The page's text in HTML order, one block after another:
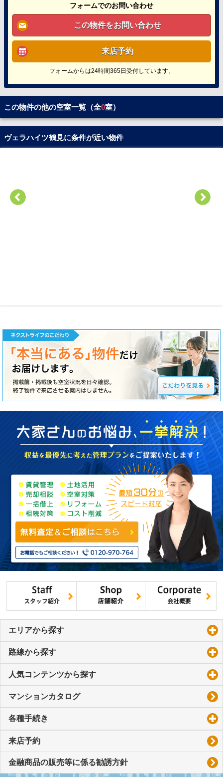
フォームでのお問い合わせ
この物件をお問い合わせ
来店予約
フォームからは24時間365日受付しています。
この物件の他の空室一覧（全0室）
ヴェラハイツ鶴見に条件が近い物件
エリアから探す
路線から探す
人気コンテンツから探す
マンションカタログ
各種手続き
来店予約
金融商品の販売等に係る勧誘方針